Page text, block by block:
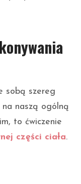
sobą szereg
na naszą ogólną
to ćwiczenie
części ciała.